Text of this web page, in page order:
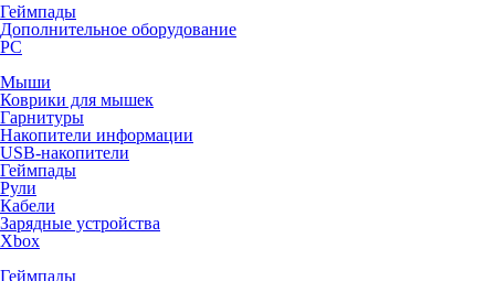
Геймпады
Дополнительное оборудование
PC
Мыши
Коврики для мышек
Гарнитуры
Накопители информации
USB-накопители
Геймпады
Рули
Кабели
Зарядные устройства
Xbox
Геймпады